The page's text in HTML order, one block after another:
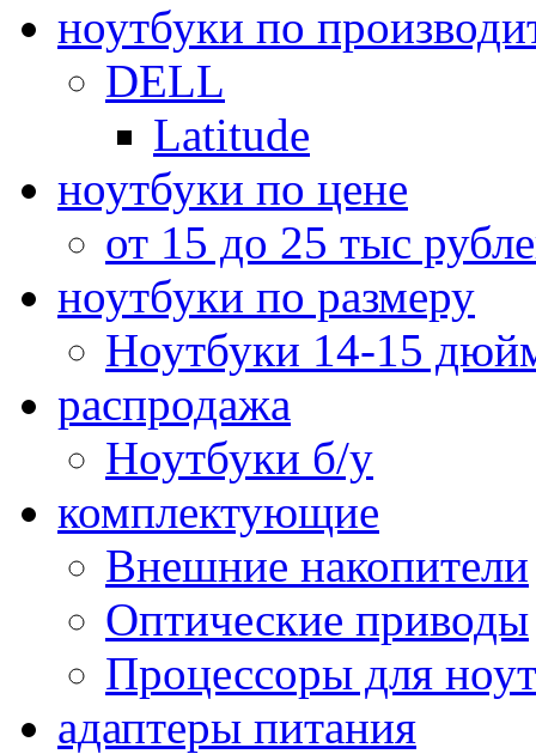
ноутбуки по
DELL
Latitude
ноутбуки по цене
от 15 до 25 тыс
ноутбуки по размеру
Ноутбуки 14-15
распродажа
Ноутбуки б/у
комплектующие
Внешние накопители
Оптические приводы
Процессоры для
адаптеры питания